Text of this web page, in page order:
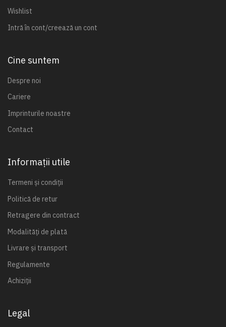
Wishlist
Intră în cont/creează un cont
Cine suntem
Despre noi
Cariere
Imprinturile noastre
Contact
Informații utile
Termeni și condiții
Politică de retur
Retragere din contract
Modalități de plată
Livrare și transport
Regulamente
Achiziții
Legal